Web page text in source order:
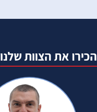
הכירו את הצוות שלנו